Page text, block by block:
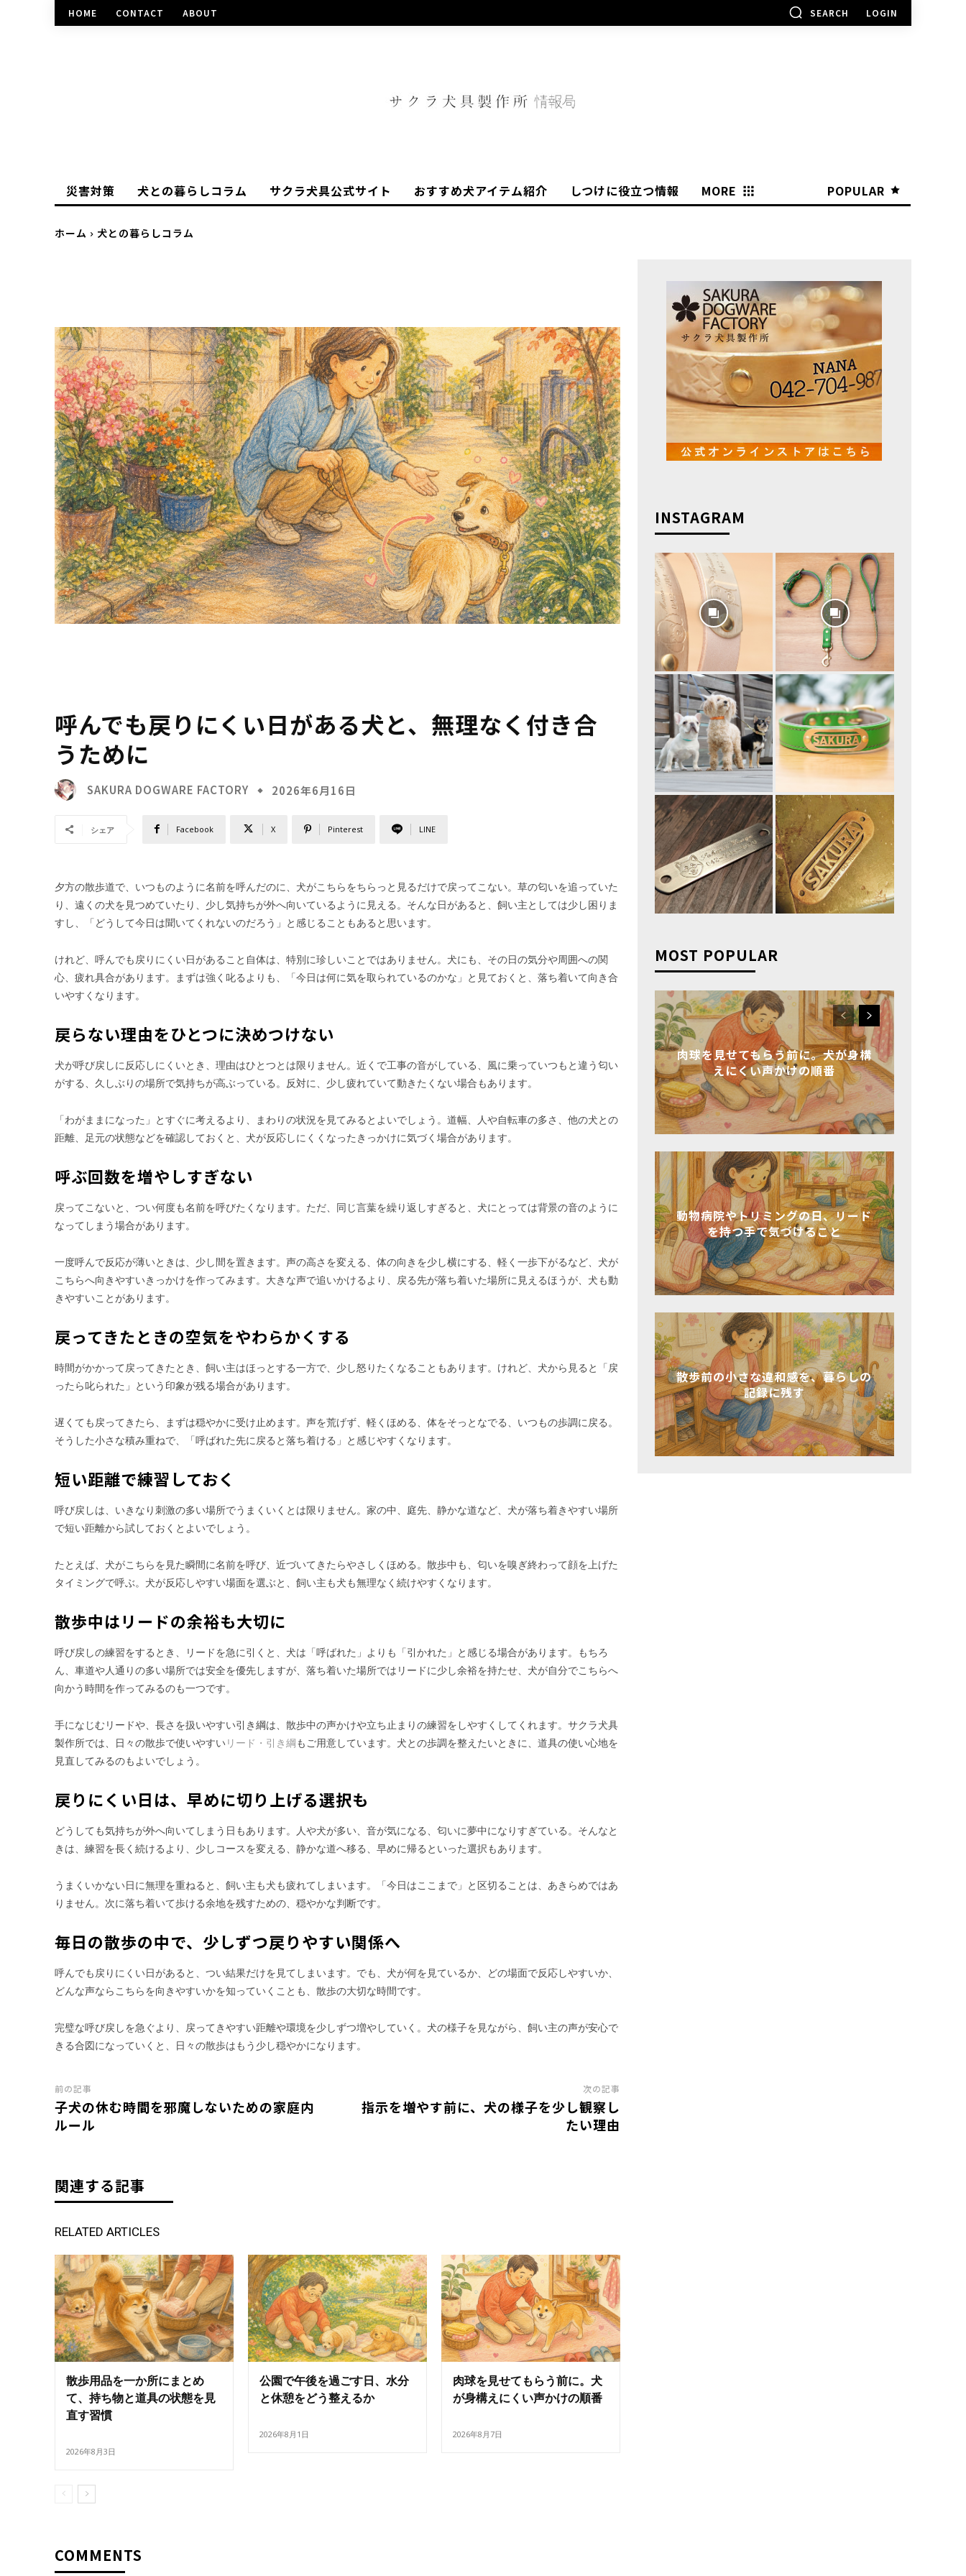
HOME CONTACT ABOUT SEARCH LOGIN
POPULAR
災害対策 犬との暮らしコラム サクラ犬具公式サイト おすすめ犬アイテム紹介 しつけに役立つ情報 MORE
ホーム 犬との暮らしコラム
呼んでも戻りにくい日がある犬と、無理なく付き合
うために
SAKURA DOGWARE FACTORY 2026年6月16日
シェア Facebook X Pinterest LINE
夕方の散歩道で、いつものように名前を呼んだのに、犬がこちらをちらっと見るだけで戻ってこない。草の匂いを追っていた
り、遠くの犬を見つめていたり、少し気持ちが外へ向いているように見える。そんな日があると、飼い主としては少し困りま
すし、「どうして今日は聞いてくれないのだろう」と感じることもあると思います。
けれど、呼んでも戻りにくい日があること自体は、特別に珍しいことではありません。犬にも、その日の気分や周囲への関
心、疲れ具合があります。まずは強く叱るよりも、「今日は何に気を取られているのかな」と見ておくと、落ち着いて向き合
いやすくなります。
戻らない理由をひとつに決めつけない
犬が呼び戻しに反応しにくいとき、理由はひとつとは限りません。近くで工事の音がしている、風に乗っていつもと違う匂い
がする、久しぶりの場所で気持ちが高ぶっている。反対に、少し疲れていて動きたくない場合もあります。
「わがままになった」とすぐに考えるより、まわりの状況を見てみるとよいでしょう。道幅、人や自転車の多さ、他の犬との
距離、足元の状態などを確認しておくと、犬が反応しにくくなったきっかけに気づく場合があります。
呼ぶ回数を増やしすぎない
戻ってこないと、つい何度も名前を呼びたくなります。ただ、同じ言葉を繰り返しすぎると、犬にとっては背景の音のように
なってしまう場合があります。
一度呼んで反応が薄いときは、少し間を置きます。声の高さを変える、体の向きを少し横にする、軽く一歩下がるなど、犬が
こちらへ向きやすいきっかけを作ってみます。大きな声で追いかけるより、戻る先が落ち着いた場所に見えるほうが、犬も動
きやすいことがあります。
戻ってきたときの空気をやわらかくする
時間がかかって戻ってきたとき、飼い主はほっとする一方で、少し怒りたくなることもあります。けれど、犬から見ると「戻
ったら叱られた」という印象が残る場合があります。
遅くても戻ってきたら、まずは穏やかに受け止めます。声を荒げず、軽くほめる、体をそっとなでる、いつもの歩調に戻る。
そうした小さな積み重ねで、「呼ばれた先に戻ると落ち着ける」と感じやすくなります。
短い距離で練習しておく
呼び戻しは、いきなり刺激の多い場所でうまくいくとは限りません。家の中、庭先、静かな道など、犬が落ち着きやすい場所
で短い距離から試しておくとよいでしょう。
たとえば、犬がこちらを見た瞬間に名前を呼び、近づいてきたらやさしくほめる。散歩中も、匂いを嗅ぎ終わって顔を上げた
タイミングで呼ぶ。犬が反応しやすい場面を選ぶと、飼い主も犬も無理なく続けやすくなります。
散歩中はリードの余裕も大切に
呼び戻しの練習をするとき、リードを急に引くと、犬は「呼ばれた」よりも「引かれた」と感じる場合があります。もちろ
ん、車道や人通りの多い場所では安全を優先しますが、落ち着いた場所ではリードに少し余裕を持たせ、犬が自分でこちらへ
向かう時間を作ってみるのも一つです。
手になじむリードや、長さを扱いやすい引き綱は、散歩中の声かけや立ち止まりの練習をしやすくしてくれます。サクラ犬具
製作所では、日々の散歩で使いやすいリード・引き綱もご用意しています。犬との歩調を整えたいときに、道具の使い心地を
見直してみるのもよいでしょう。
戻りにくい日は、早めに切り上げる選択も
どうしても気持ちが外へ向いてしまう日もあります。人や犬が多い、音が気になる、匂いに夢中になりすぎている。そんなと
きは、練習を長く続けるより、少しコースを変える、静かな道へ移る、早めに帰るといった選択もあります。
うまくいかない日に無理を重ねると、飼い主も犬も疲れてしまいます。「今日はここまで」と区切ることは、あきらめではあ
りません。次に落ち着いて歩ける余地を残すための、穏やかな判断です。
毎日の散歩の中で、少しずつ戻りやすい関係へ
呼んでも戻りにくい日があると、つい結果だけを見てしまいます。でも、犬が何を見ているか、どの場面で反応しやすいか、
どんな声ならこちらを向きやすいかを知っていくことも、散歩の大切な時間です。
完璧な呼び戻しを急ぐより、戻ってきやすい距離や環境を少しずつ増やしていく。犬の様子を見ながら、飼い主の声が安心で
きる合図になっていくと、日々の散歩はもう少し穏やかになります。
前の記事
子犬の休む時間を邪魔しないための家庭内
ルール
次の記事
指示を増やす前に、犬の様子を少し観察し
たい理由
関連する記事
RELATED ARTICLES
散歩用品を一か所にまとめ
て、持ち物と道具の状態を見
直す習慣
2026年8月3日
公園で午後を過ごす日、水分
と休憩をどう整えるか
2026年8月1日
肉球を見せてもらう前に。犬
が身構えにくい声かけの順番
2026年8月7日
COMMENTS
INSTAGRAM
MOST POPULAR
肉球を見せてもらう前に。犬が身構
えにくい声かけの順番
動物病院やトリミングの日、リード
を持つ手で気づけること
散歩前の小さな違和感を、暮らしの
記録に残す